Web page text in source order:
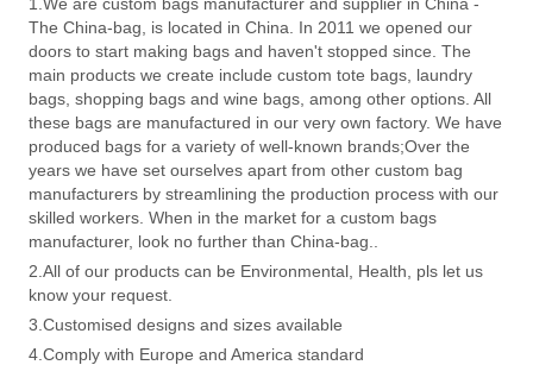
The China-bag, is located in China. In 2011 we opened our
doors to start making bags and haven't stopped since. The
main products we create include custom tote bags, laundry
bags, shopping bags and wine bags, among other options. All
these bags are manufactured in our very own factory. We have
produced bags for a variety of well-known brands;Over the
years we have set ourselves apart from other custom bag
manufacturers by streamlining the production process with our
skilled workers. When in the market for a custom bags
manufacturer, look no further than China-bag..
2.All of our products can be Environmental, Health, pls let us
know your request.
3.Customised designs and sizes available
4.Comply with Europe and America standard